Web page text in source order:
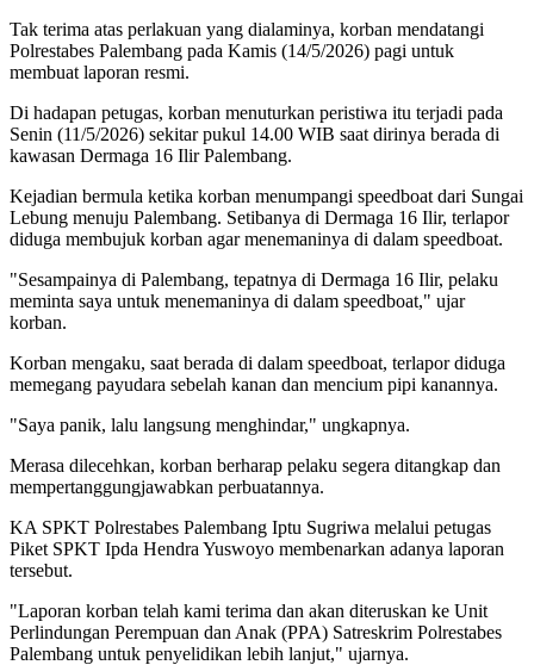
Tak terima atas perlakuan yang dialaminya, korban mendatangi
Polrestabes Palembang pada Kamis (14/5/2026) pagi untuk
membuat laporan resmi.
Di hadapan petugas, korban menuturkan peristiwa itu terjadi pada
Senin (11/5/2026) sekitar pukul 14.00 WIB saat dirinya berada di
kawasan Dermaga 16 Ilir Palembang.
Kejadian bermula ketika korban menumpangi speedboat dari Sungai
Lebung menuju Palembang. Setibanya di Dermaga 16 Ilir, terlapor
diduga membujuk korban agar menemaninya di dalam speedboat.
"Sesampainya di Palembang, tepatnya di Dermaga 16 Ilir, pelaku
meminta saya untuk menemaninya di dalam speedboat," ujar
korban.
Korban mengaku, saat berada di dalam speedboat, terlapor diduga
memegang payudara sebelah kanan dan mencium pipi kanannya.
"Saya panik, lalu langsung menghindar," ungkapnya.
Merasa dilecehkan, korban berharap pelaku segera ditangkap dan
mempertanggungjawabkan perbuatannya.
KA SPKT Polrestabes Palembang Iptu Sugriwa melalui petugas
Piket SPKT Ipda Hendra Yuswoyo membenarkan adanya laporan
tersebut.
"Laporan korban telah kami terima dan akan diteruskan ke Unit
Perlindungan Perempuan dan Anak (PPA) Satreskrim Polrestabes
Palembang untuk penyelidikan lebih lanjut," ujarnya.